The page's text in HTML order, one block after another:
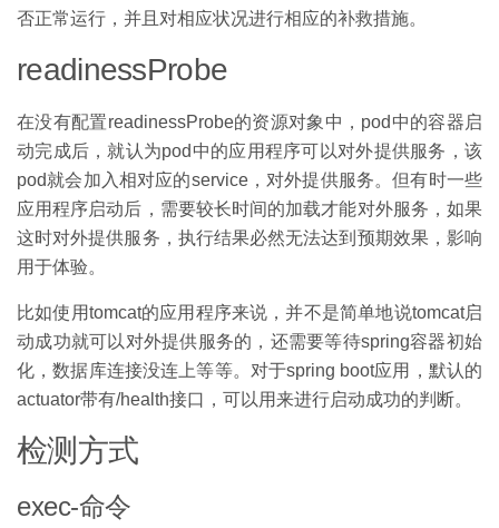
否正常运行，并且对相应状况进行相应的补救措施。
readinessProbe
在没有配置readinessProbe的资源对象中，pod中的容器启
动完成后，就认为pod中的应用程序可以对外提供服务，该
pod就会加入相对应的service，对外提供服务。但有时一些
应用程序启动后，需要较长时间的加载才能对外服务，如果
这时对外提供服务，执行结果必然无法达到预期效果，影响
用于体验。
比如使用tomcat的应用程序来说，并不是简单地说tomcat启
动成功就可以对外提供服务的，还需要等待spring容器初始
化，数据库连接没连上等等。对于spring boot应用，默认的
actuator带有/health接口，可以用来进行启动成功的判断。
检测方式
exec-命令